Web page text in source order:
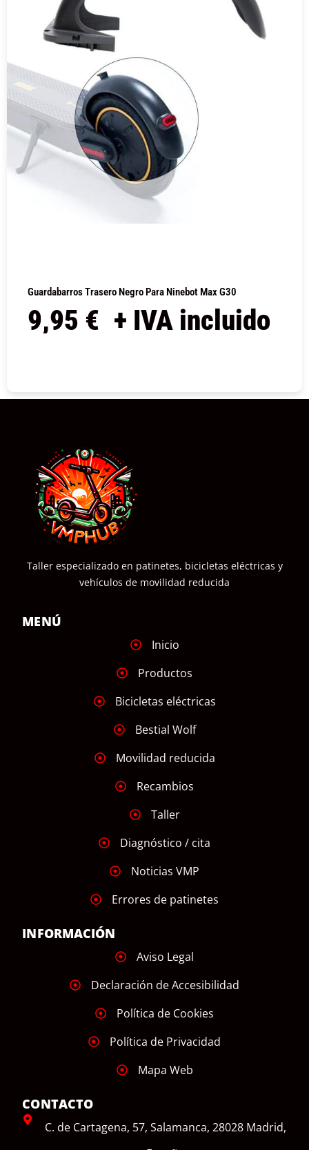
Guardabarros Trasero Negro Para Ninebot Max G30
9,95 € + IVA incluido
Taller especializado en patinetes, bicicletas eléctricas y
vehículos de movilidad reducida
MENÚ
Inicio
Productos
Bicicletas eléctricas
Bestial Wolf
Movilidad reducida
Recambios
Taller
Diagnóstico / cita
Noticias VMP
Errores de patinetes
INFORMACIÓN
Aviso Legal
Declaración de Accesibilidad
Política de Cookies
Política de Privacidad
Mapa Web
CONTACTO
C. de Cartagena, 57, Salamanca, 28028 Madrid,